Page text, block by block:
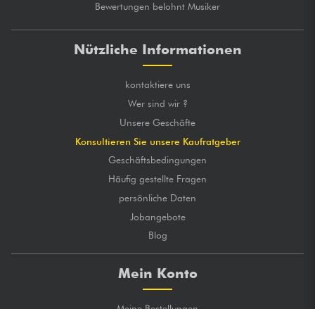
Bewertungen belohnt Musiker
Nützliche Informationen
kontaktiere uns
Wer sind wir ?
Unsere Geschäfte
Konsultieren Sie unsere Kaufratgeber
Geschäftsbedingungen
Häufig gestellte Fragen
persönliche Daten
Jobangebote
Blog
Mein Konto